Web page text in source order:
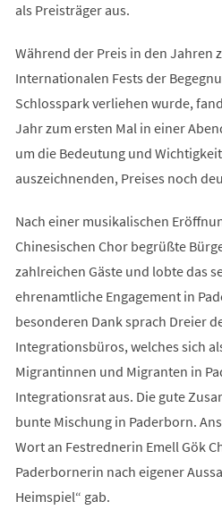
als Preisträger aus.
Während der Preis in den Jahren
Internationalen Fests der
Schlosspark verliehen wurde,
Jahr zum ersten Mal in einer
um die Bedeutung und
auszeichnenden, Preises noch
Nach einer musikalischen
Chinesischen Chor begrüßte
zahlreichen Gäste und lobte das
ehrenamtliche Engagement in
besonderen Dank sprach Dreier
Integrationsbüros, welches sich
Migrantinnen und Migranten in
Integrationsrat aus. Die gute
bunte Mischung in Paderborn.
Wort an Festrednerin Emell Gök
Paderbornerin nach eigener
Heimspiel“ gab.